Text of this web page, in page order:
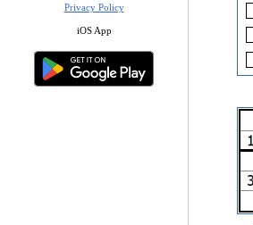
Privacy Policy
iOS App